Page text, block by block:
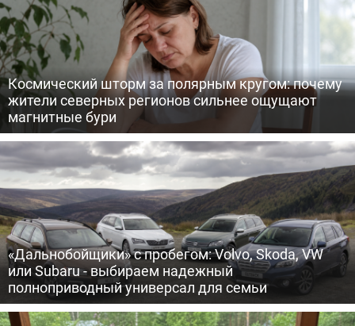
Космический шторм за полярным кругом: почему
жители северных регионов сильнее ощущают
магнитные бури
«Дальнобойщики» с пробегом: Volvo, Skoda, VW
или Subaru - выбираем надежный
полноприводный универсал для семьи